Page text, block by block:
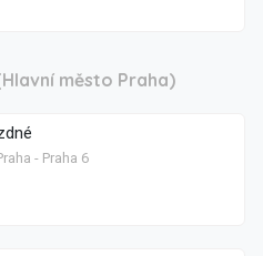
město Praha)
- Praha 6